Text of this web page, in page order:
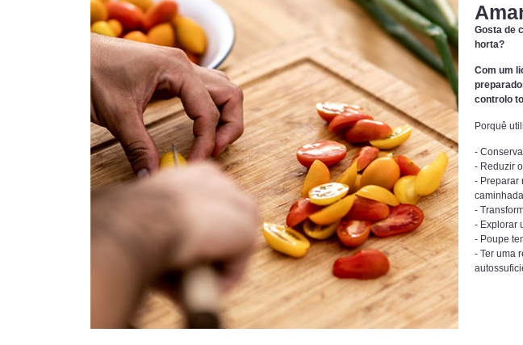
Gosta de
horta?
Com um
controlo
Porquê
-
- Reduzir
- Preparar
-
- Explorar
- Poupe
- Ter uma